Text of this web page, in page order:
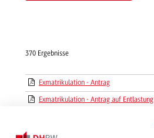
370 Ergebnisse
Exmatrikulation - Antrag
Exmatrikulation - Antrag auf Entlastung